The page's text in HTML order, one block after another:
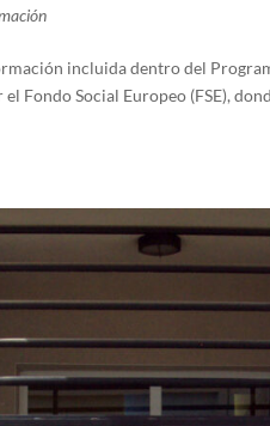
incluida dentro del
Fondo Social Europeo (FSE),